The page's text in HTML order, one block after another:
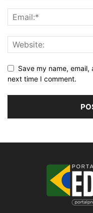
Save my name,
next time I comment.